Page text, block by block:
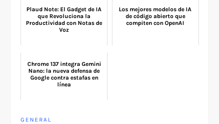
Plaud Note: El Gadget de IA
que Revoluciona la
Productividad con Notas de
Voz
Los mejores modelos de IA
de código abierto que
compiten con OpenAI
Chrome 137 integra Gemini
Nano: la nueva defensa de
Google contra estafas en
línea
GENERAL